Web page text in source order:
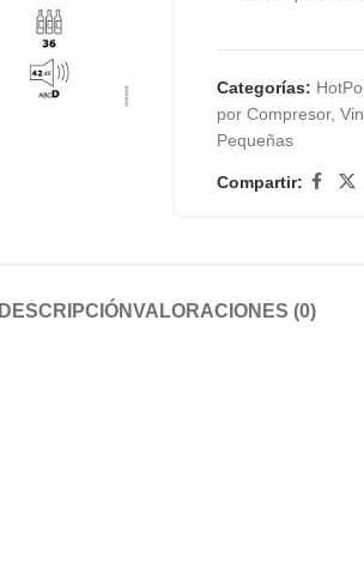
Categorías:
por Compresor,
Pequeñas
Compartir:
DESCRIPCIÓNVALORACIONES (0)